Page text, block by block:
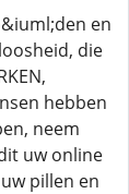
en
die
hebben
neem
uw online
pillen en